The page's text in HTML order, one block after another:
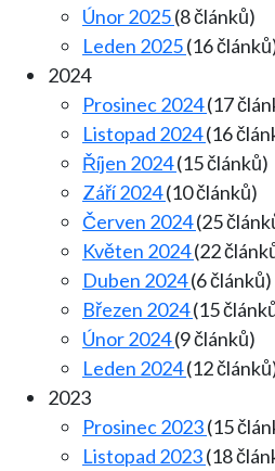
Únor 2025(8 článků)
Leden 2025(16
2024
Prosinec 2024(17
Listopad 2024(16
Říjen 2024(15 článků)
Září 2024(10 článků)
Červen 2024(25
Květen 2024(22
Duben 2024(6 článků)
Březen 2024(15
Únor 2024(9 článků)
Leden 2024(12
2023
Prosinec 2023(15
Listopad 2023(18